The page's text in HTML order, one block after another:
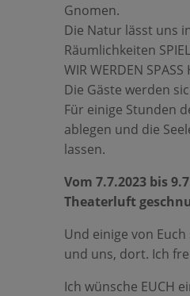
Gnomen.
Die Natur lässt uns
Räumlichkeiten
WIR WERDEN SPASS
Die Gäste werden
Für einige Stunden
ablegen und die
lassen.
Vom 7.7.2023 bis
Theaterluft
Und einige von
und uns, dort. Ich
Ich wünsche EUCH